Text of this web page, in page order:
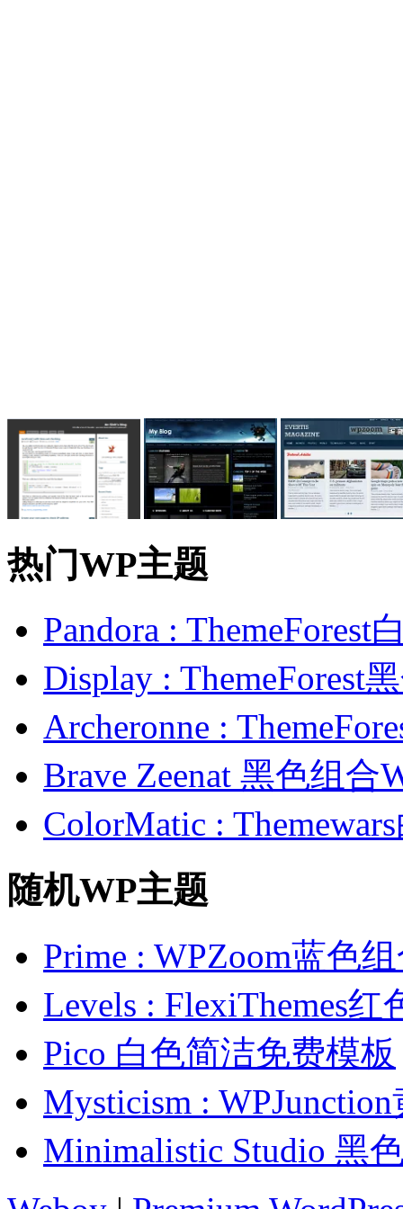
热门WP主题
Pandora : ThemeForest
Display : ThemeForest
Archeronne :
Brave Zeenat 黑色组合
ColorMatic :
随机WP主题
Prime : WPZoom蓝色
Levels : FlexiThemes
Pico 白色简洁免费模板
Mysticism :
Minimalistic Studio 黑